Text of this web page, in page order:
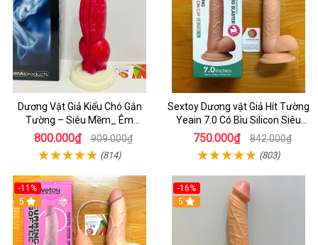
Dương Vật Giả Kiểu Chó Gắn
Tường – Siêu Mềm_ Êm
Ái_Sướng Như Thật
800.000₫ 909.000₫
(814)
Sextoy Dương vật Giả Hít Tường
Yeain 7.0 Có Bìu Silicon Siêu
Mềm Chính Hãng - Bán Sextoy
Cấp Ở Thủ Đức
750.000₫ 842.000₫
(803)
-11%
5
-16%
5